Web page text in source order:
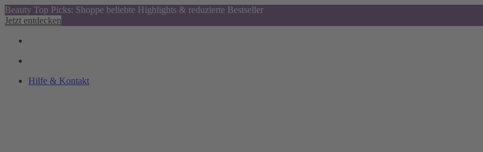
Beauty Top Picks: Shoppe beliebte Highlights & reduzierte Bestseller
Jetzt entdecken
Hilfe & Kontakt